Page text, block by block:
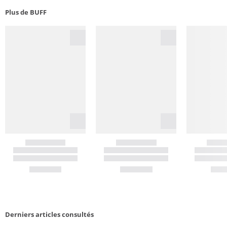
Plus de BUFF
Derniers articles consultés